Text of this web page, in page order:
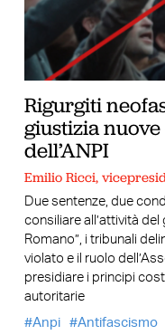
Rigurgiti
giustizia
dell’ANPI
Emilio Ricci,
Due sentenze, due
consiliare all’attività
Romano”, i tribunali
violato e il ruolo
presidiare i principi
autoritarie
Anpi
Antifascismo